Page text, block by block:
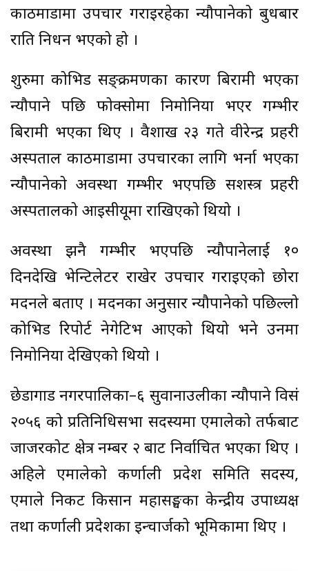
काठमाडौँमा उपचार गराइरहेका न्यौपानेको बुधबार
राति निधन भएको हो ।
शुरुमा कोभिड सङ्क्रमणका कारण बिरामी भएका
न्यौपाने पछि फोक्सोमा निमोनिया भएर गम्भीर
बिरामी भएका थिए । वैशाख २३ गते वीरेन्द्र प्रहरी
अस्पताल काठमाडौँमा उपचारका लागि भर्ना भएका
न्यौपानेको अवस्था गम्भीर भएपछि सशस्त्र प्रहरी
अस्पतालको आइसीयूमा राखिएको थियो ।
अवस्था झनै गम्भीर भएपछि न्यौपानेलाई १०
दिनदेखि भेन्टिलेटर राखेर उपचार गराइएको छोरा
मदनले बताए । मदनका अनुसार न्यौपानेको पछिल्लो
कोभिड रिपोर्ट नेगेटिभ आएको थियो भने उनमा
निमोनिया देखिएको थियो ।
छेडागाड नगरपालिका–६ सुवानाउलीका न्यौपाने विसं
२०५६ को प्रतिनिधिसभा सदस्यमा एमालेको तर्फबाट
जाजरकोट क्षेत्र नम्बर २ बाट निर्वाचित भएका थिए ।
अहिले एमालेको कर्णाली प्रदेश समिति सदस्य,
एमाले निकट किसान महासङ्घका केन्द्रीय उपाध्यक्ष
तथा कर्णाली प्रदेशका इन्चार्जको भूमिकामा थिए ।